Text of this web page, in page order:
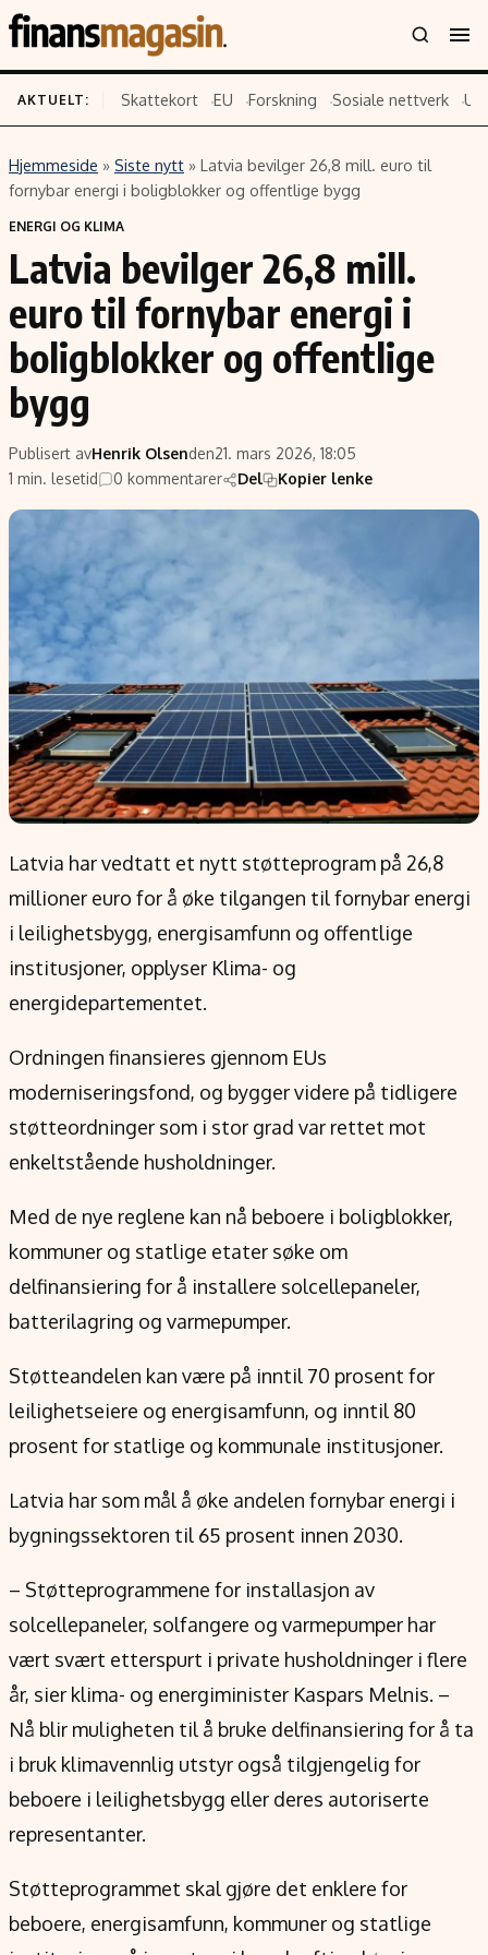
Innhold
Siste nytt
Eiendom
Energi og klima
Finans
Fritid
Verden
Emner
Økonomi
Politikk
Selskaper
Teknologi
Forskning
Google
Kunstig intelligens
Infrastruktur
BitCoin
EU-Kommisjonen
Grønt skifte
Retningslinjer
Annonsepolicy
Cookiepolicy
Retningslinjer for rettelser
Redaksjonell policy
Informasjon
Etiske retningslinjer
Verdensnyheter
Alt om penger på engelsk
AKTUELT: Skattekort EU Forskning Sosiale nettverk
Hjemmeside » Siste nytt » Latvia bevilger 26,8 mill. euro til
fornybar energi i boligblokker og offentlige bygg
ENERGI OG KLIMA
Latvia bevilger 26,8 mill.
euro til fornybar energi i
boligblokker og offentlige
bygg
Publisert avHenrik Olsenden21. mars 2026, 18:05
1 min. lesetid
0 kommentarer Del Kopier lenke
Latvia har vedtatt et nytt støtteprogram på 26,8
millioner euro for å øke tilgangen til fornybar energi
i leilighetsbygg, energisamfunn og offentlige
institusjoner, opplyser Klima- og
energidepartementet.
Ordningen finansieres gjennom EUs
moderniseringsfond, og bygger videre på tidligere
støtteordninger som i stor grad var rettet mot
enkeltstående husholdninger.
Med de nye reglene kan nå beboere i boligblokker,
kommuner og statlige etater søke om
delfinansiering for å installere solcellepaneler,
batterilagring og varmepumper.
Støtteandelen kan være på inntil 70 prosent for
leilighetseiere og energisamfunn, og inntil 80
prosent for statlige og kommunale institusjoner.
Latvia har som mål å øke andelen fornybar energi i
bygningssektoren til 65 prosent innen 2030.
– Støtteprogrammene for installasjon av
solcellepaneler, solfangere og varmepumper har
vært svært etterspurt i private husholdninger i flere
år, sier klima- og energiminister Kaspars Melnis. –
Nå blir muligheten til å bruke delfinansiering for å ta
i bruk klimavennlig utstyr også tilgjengelig for
beboere i leilighetsbygg eller deres autoriserte
representanter.
Støtteprogrammet skal gjøre det enklere for
beboere, energisamfunn, kommuner og statlige